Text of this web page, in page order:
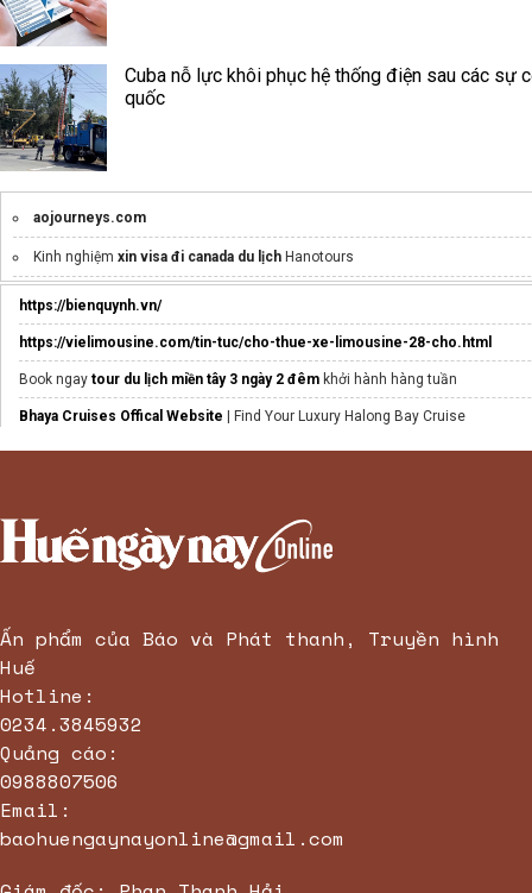
Cuba nỗ lực khôi phục hệ thống điện sau các sự
quốc
aojourneys.com
Kinh nghiệm xin visa đi canada du lịch Hanotours
Top corporate events in ho chi minh city
xe hào hương
https://bienquynh.vn/
https://vielimousine.com/tin-tuc/cho-thue-xe-limousine-28-cho.html
Book ngay tour du lịch miền tây 3 ngày 2 đêm khởi hành hàng tuần
Bhaya Cruises Offical Website | Find Your Luxury Halong Bay Cruise
Tour Cù Lao Chàm Đại Việt Tourist
tokyo disneyland
TớiAmazing Baytắm mát
Ấn phẩm của Báo và Phát thanh, Truyền hình
Huế
Hotline:
0234.3845932
Quảng cáo:
0988807506
Email:
baohuengaynayonline@gmail.com